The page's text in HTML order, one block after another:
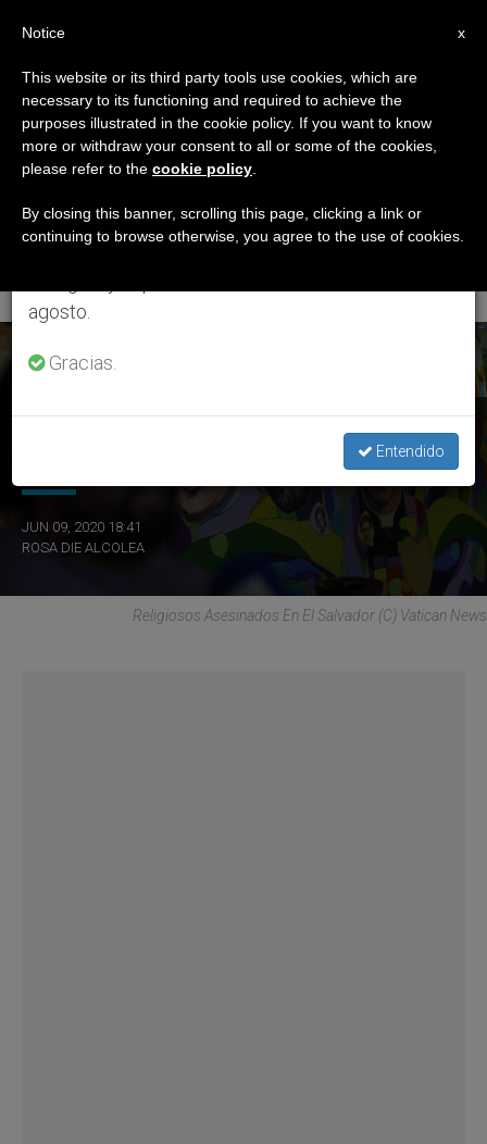
ETIQUETA
Posts Tagged ‘Ignacio
Ellacuría
Beascoechea’
ÚLTIMAS NOTICIAS
Comienza el juicio de los asesinatos de los jesuitas
JUN 09, 2020 18:41
ROSA DIE ALCOLEA
Religiosos Asesinados En El Salvador (C) Vatican News
×
Aviso importante
Del 27 de julio al 7 de agosto haremos la pausa
anual, aprovechando que en el periodo de verano
se generan menos informaciones y también el
agosto.
Gracias.
Entendido
x
Notice
This website or its third party tools use cookies, which are
necessary to its functioning and required to achieve the
purposes illustrated in the cookie policy. If you want to know
more or withdraw your consent to all or some of the cookies,
please refer to the cookie policy
By closing this banner, scrolling this page, clicking a link or
continuing to browse otherwise, you agree to the use of cookies.